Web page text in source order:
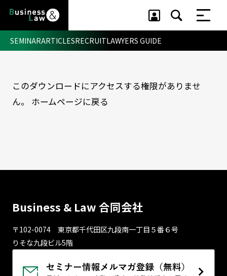
セミナー ・ 記事
セミナー
SEMINARARTICLESRECRUITLAWYERS GUIDE
このダウンロードにアクセスする権限がありませ
ん。 ホームページに戻る
Business & Law 合同会社
〒102-0074 東京都千代⽥区九段南⼀丁⽬５番６号
りそな九段ビル5階